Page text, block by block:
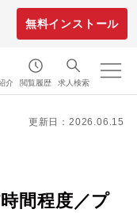
無料インストール
介 閲覧履歴 求人検索
更新日：2026.06.15
間程度／プ